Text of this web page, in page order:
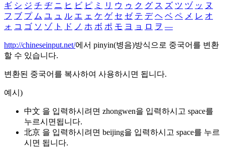
ギ シ ジ チ ヂ ニ ヒ ビ ピ ミ リ ウ ゥ ク グ ス ズ ツ ヅ ッ ヌ
フ ブ プ ム ユ ュ ル エ ェ ケ ゲ セ ゼ テ デ ヘ ベ ペ メ レ オ
ォ コ ゴ ソ ゾ ト ド ノ ホ ボ ポ モ ヨ ョ ロ ヲ ―
http://chineseinput.net/에서 pinyin(병음)방식으로 중국어를 변환
할 수 있습니다.
변환된 중국어를 복사하여 사용하시면 됩니다.
예시)
中文 을 입력하시려면 zhongwen을 입력하시고 space를
누르시면됩니다.
北京 을 입력하시려면 beijing을 입력하시고 space를 누르
시면 됩니다.